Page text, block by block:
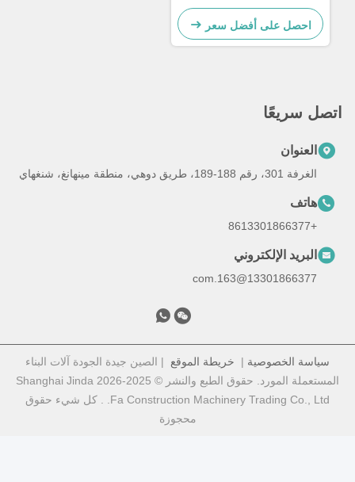
سرعة 5.3 كم / ساعة ، وضمان
12 شهرًا
احصل على أفضل سعر
سريعًا
العنوان
الغرفة 301، رقم 188-189، طريق دوهي، منطقة مينهانغ، شنغهاي
هاتف
البريد الإلكتروني
13301866377@163.com
سياسة الخصوصية|خريطة الموقع| الصين جيدة الجودة آلات البناء
المستعملة المورد. حقوق الطبع والنشر © 2025-2026 Shanghai Jinda
Fa Construction Machinery Trading Co., Ltd. . كل شيء حقوق
محجوزة